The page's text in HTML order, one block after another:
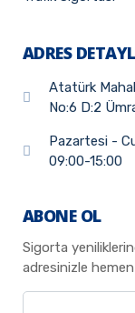
ADRES
Atatürk
No:6 D:2
Pazartesi -
09:00-15:00
ABONE OL
Sigorta
adresinizle